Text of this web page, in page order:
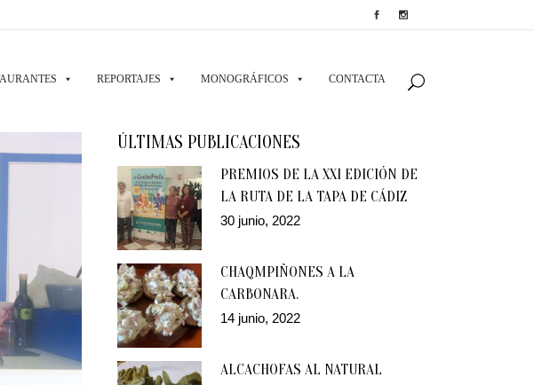
REPORTAJES MONOGRÁFICOS CONTACTA
ÚLTIMAS PUBLICACIONES
PREMIOS DE LA XXI EDICIÓN DE
LA RUTA DE LA TAPA DE CÁDIZ
30 junio, 2022
CHAQMPIÑONES A LA
CARBONARA.
14 junio, 2022
ALCACHOFAS AL NATURAL